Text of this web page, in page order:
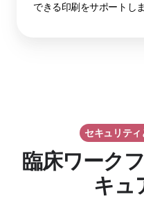
できる印刷をサポートしま
セキュリテ
臨床ワーク
キュ